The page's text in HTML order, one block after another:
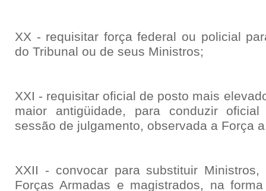
XX - requisitar força federal ou policial
do Tribunal ou de seus Ministros;
XXI - requisitar oficial de posto mais
maior antigüidade, para conduzir
sessão de julgamento, observada a Força
XXII - convocar para substituir
Forças Armadas e magistrados, na